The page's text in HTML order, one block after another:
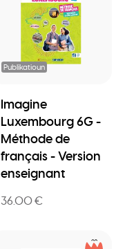
Publikatioun
Imagine
Luxembourg 6G -
Méthode de
français - Version
enseignant
36.00 €